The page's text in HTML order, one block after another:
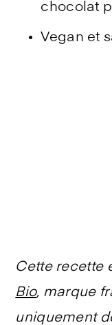
chocolat
Vegan et
Cette recette
Bio, marque
uniquement